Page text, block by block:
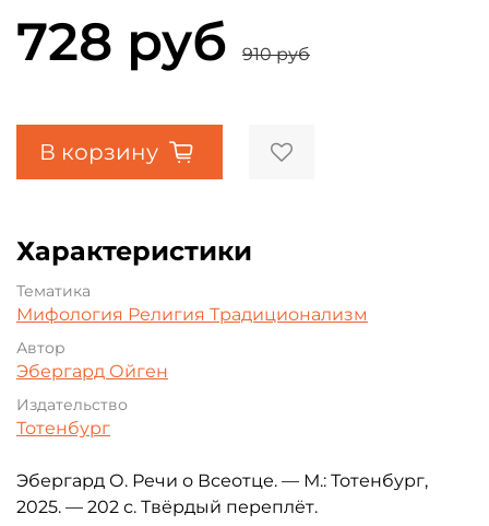
728 руб 910 руб
В корзину
Характеристики
Тематика
Мифология Религия Традиционализм
Автор
Эбергард Ойген
Издательство
Тотенбург
Эбергард О. Речи о Всеотце. — М.: Тотенбург,
2025. — 202 с. Твёрдый переплёт.